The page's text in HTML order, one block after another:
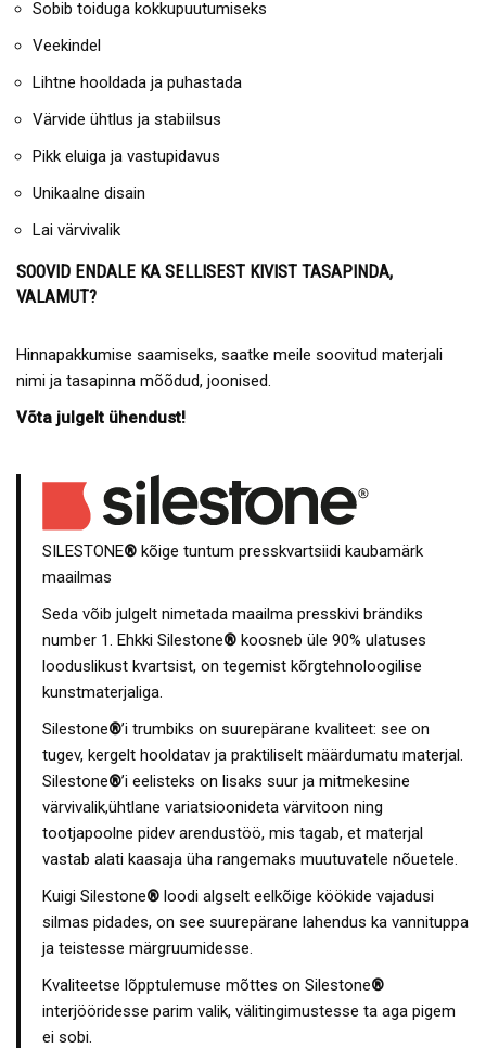
Sobib toiduga kokkupuutumiseks
Veekindel
Lihtne hooldada ja puhastada
Värvide ühtlus ja stabiilsus
Pikk eluiga ja vastupidavus
Unikaalne disain
Lai värvivalik
SOOVID ENDALE KA SELLISEST KIVIST TASAPINDA,
VALAMUT?
Hinnapakkumise saamiseks, saatke meile soovitud materjali
nimi ja tasapinna mõõdud, joonised.
Võta julgelt ühendust!
SILESTONE® kõige tuntum presskvartsiidi kaubamärk
maailmas
Seda võib julgelt nimetada maailma presskivi brändiks
number 1. Ehkki Silestone® koosneb üle 90% ulatuses
looduslikust kvartsist, on tegemist kõrgtehnoloogilise
kunstmaterjaliga.
Silestone®’i trumbiks on suurepärane kvaliteet: see on
tugev, kergelt hooldatav ja praktiliselt määrdumatu materjal.
Silestone®’i eelisteks on lisaks suur ja mitmekesine
värvivalik,ühtlane variatsioonideta värvitoon ning
tootjapoolne pidev arendustöö, mis tagab, et materjal
vastab alati kaasaja üha rangemaks muutuvatele nõuetele.
Kuigi Silestone® loodi algselt eelkõige köökide vajadusi
silmas pidades, on see suurepärane lahendus ka vannituppa
ja teistesse märgruumidesse.
Kvaliteetse lõpptulemuse mõttes on Silestone®
interjööridesse parim valik, välitingimustesse ta aga pigem
ei sobi.